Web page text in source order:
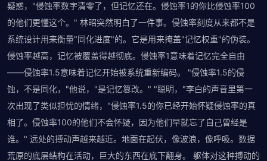
疑惑，"侵蚀率数字清零了，但记忆还在。侵蚀率1的你比侵蚀率100
的他们更懂这个。" 林昭突然明白了一件事。侵蚀率刻度从来都不是
系统设计用来衡量"同化进度"的。它是用来掩盖"记忆权重"的伪装。
侵蚀率越高，记忆被覆盖得越彻底。侵蚀率1意味着记忆完全自由
——侵蚀率1.5意味着记忆开始被系统重新编码。 "侵蚀率1.5的侵
蚀，不是同化，"他说，"是记忆篡改。" "聪明，"李白的声音里第一
次出现了类似担忧的情绪，"侵蚀率1.5的你已经开始怀疑侵蚀率的真
相了。侵蚀率100的他们不会怀疑，因为他们早就忘了自己曾经是
谁。" 远处的搏动声越来越近。地面在起伏，像波浪，像呼吸。数据
荒原的底层结构在活动，巨大的东西在底下翻身。 躯体对这种搏动的